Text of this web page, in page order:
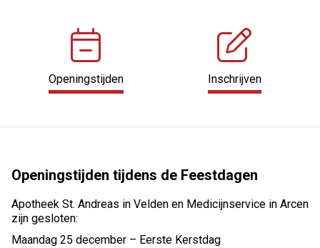
Openingstijden Inschrijven
Openingstijden tijdens de Feestdagen
Apotheek St. Andreas in Velden en Medicijnservice in Arcen
zijn gesloten:
Maandag 25 december – Eerste Kerstdag